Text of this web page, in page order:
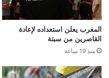
المغرب يعلن استعداده لإعادة
القاصرين من سبتة
منذ 19 ساعة